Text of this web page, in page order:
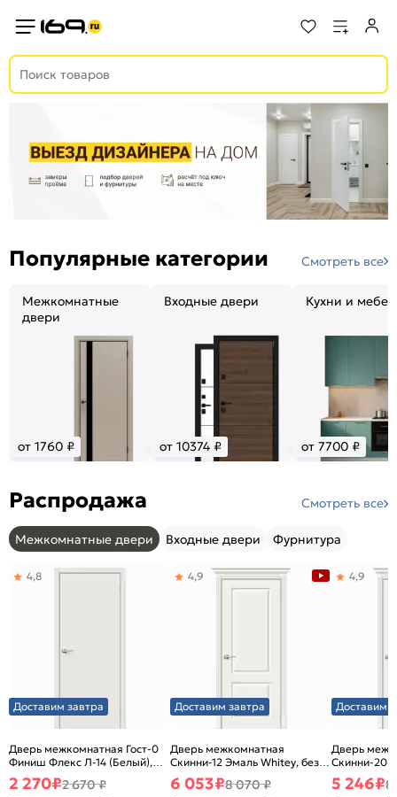
Популярные категории Смотреть все
Межкомнатные
двери
от 1760 ₽
Входные двери
от 10374 ₽
Кухни и
от 7700 ₽
Распродажа Смотреть все
Межкомнатные двери Входные двери Фурнитура
Доставим завтра
Дверь межкомнатная Гост-0
Финиш Флекс Л-14 (Белый),
глухая, каркасно-щитовая
4,8
2 270₽2 670 ₽
Доставим завтра
Дверь межкомнатная
Скинни-12 Эмаль Whitey, без
декора, глухая, без стекла,
без кромки, скиновая
4,9
6 053₽8 070 ₽
Доставим
Дверь
Скинни-20
декора,
без кромки,
4,9
5 246₽8